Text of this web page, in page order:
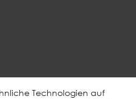
Technologien auf